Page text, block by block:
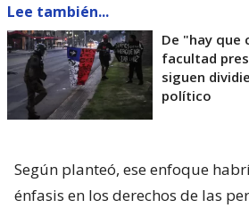
Lee también...
De "hay que
facultad
siguen
político
Según planteó, ese enfoque
énfasis en los derechos de las